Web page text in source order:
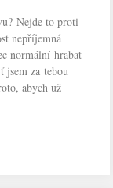
Nejde to proti
nepříjemná
normální hrabat
jsem za tebou
abych už